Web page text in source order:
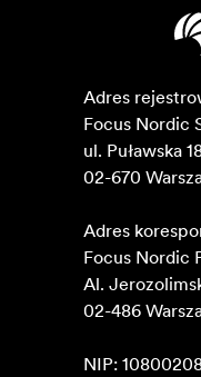
Adres
Focus Nordic
ul. Puławska
02-670
Adres
Focus Nordic
Al.
02-486
NIP: